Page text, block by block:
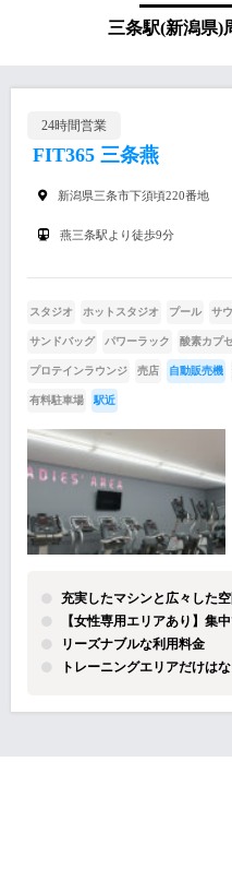
三条駅(新潟県)
24時間営業
FIT365 三条燕
新潟県三条市下須頃220番地
燕三条駅より徒歩9分
スタジオ ホットスタジオ プール サ
サンドバッグ パワーラック 酸素カプ
プロテインラウンジ 売店 自動販売機
有料駐車場 駅近
充実したマシンと広々した
【女性専用エリアあり】集
リーズナブルな利用料金
トレーニングエリアだけは